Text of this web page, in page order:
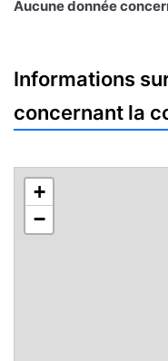
Aucune donnée
Informations
concernant la
+
−